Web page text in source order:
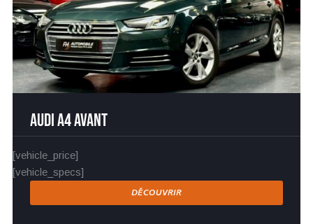
Audi A4 Avant
[vehicle_price]
[vehicle_specs]
DÉCOUVRIR